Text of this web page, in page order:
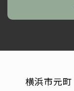
横浜市元